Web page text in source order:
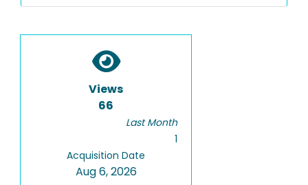
Views
66
Last Month
1
Acquisition Date
Aug 6, 2026